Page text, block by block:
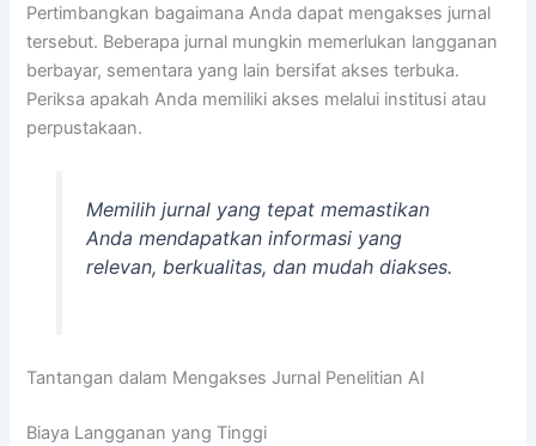
Pertimbangkan bagaimana Anda dapat mengakses jurnal
tersebut. Beberapa jurnal mungkin memerlukan langganan
berbayar, sementara yang lain bersifat akses terbuka.
Periksa apakah Anda memiliki akses melalui institusi atau
perpustakaan.
Memilih jurnal yang tepat memastikan
Anda mendapatkan informasi yang
relevan, berkualitas, dan mudah diakses.
Tantangan dalam Mengakses Jurnal Penelitian AI
Biaya Langganan yang Tinggi